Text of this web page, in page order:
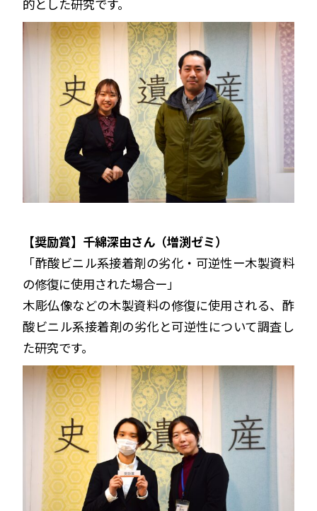
的とした研究です。
【奨励賞】千綿深由さん（増渕ゼミ）
「酢酸ビニル系接着剤の劣化・可逆性ー木製資料
の修復に使用された場合ー」
木彫仏像などの木製資料の修復に使用される、酢
酸ビニル系接着剤の劣化と可逆性について調査し
た研究です。